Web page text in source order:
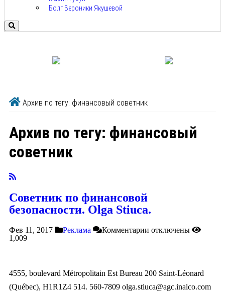
Болг Вероники Якушевой
Архив по тегу: финансовый советник
Архив по тегу: финансовый
советник
Советник по финансовой
безопасности. Olga Stiuca.
Фев 11, 2017 Реклама Комментарии отключены
1,009
4555, boulevard Métropolitain Est Bureau 200 Saint-Léonard
(Québec), H1R1Z4 514. 560-7809 olga.stiuca@agc.inalco.com